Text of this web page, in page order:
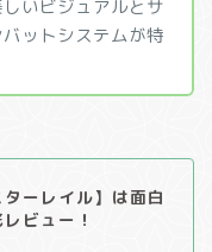
いビジュアルとサ
ットシステムが特
ターレイル】は面白
ビュー！